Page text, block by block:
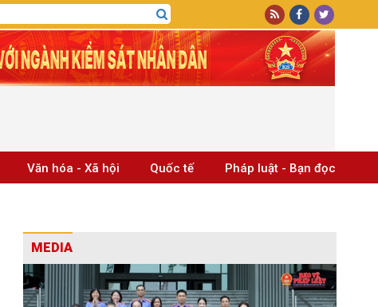
Văn hóa - Xã hội Quốc tế Pháp luật - Bạn đọc
MEDIA